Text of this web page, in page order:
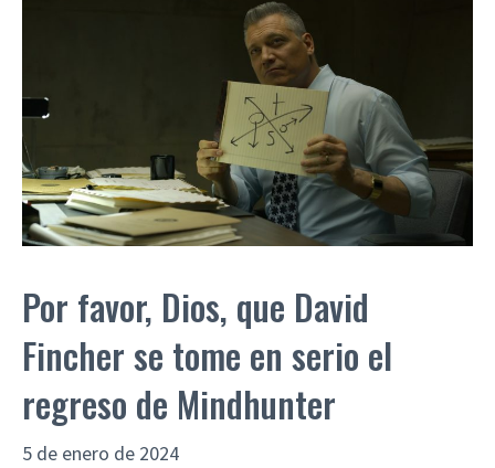
Por favor, Dios, que David
Fincher se tome en serio el
regreso de Mindhunter
5 de enero de 2024